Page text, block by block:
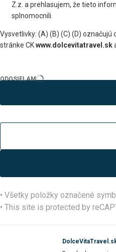
Z.z. a prehlasujem, že tieto
splnomocnili.
Vysvetlivky: (A) (B) (C) (D)
stránke CKwww.dolcevitatravel.sk
ODOSIELAM
• Všetky položky označené
• This site is protected by